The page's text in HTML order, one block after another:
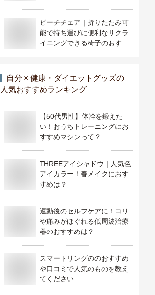
ビーチチェア｜折りたたみ可
能で持ち運びに便利なリクラ
イニングできる椅子のおすす
自分 × 健康・ダイエットグッズの
人気おすすめランキング
【50代男性】体幹を鍛えた
い！おうちトレーニングにお
すすめマシンって？
THREEアイシャドウ｜人気色
アイカラー！春メイクにおす
すめは？
運動後のセルフケアに！コリ
や痛みがほぐれる低周波治療
器のおすすめは？
スマートリングののおすすめ
や口コミで人気のものを教え
てください